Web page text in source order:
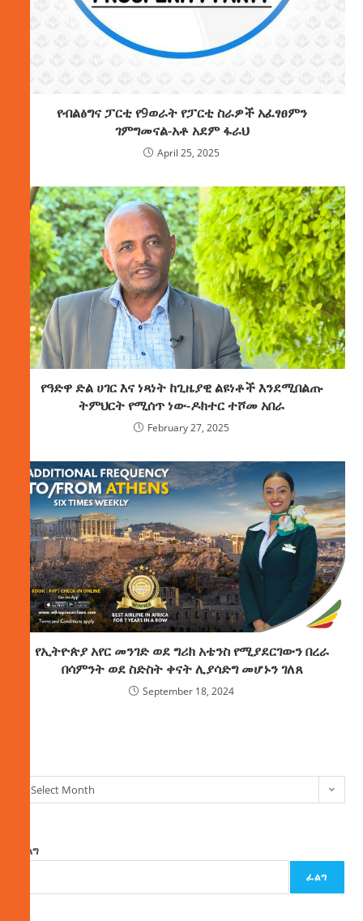
የብልፅግና ፓርቲ የ9ወራት የፓርቲ ስራዎች አፈፃፀምን
ገምግመናል-አቶ አደም ፋራህ
April 25, 2025
የዓድዋ ድል ሀገር እና ነጻነት ከጊዜያዊ ልዩነቶች እንደሚበልጡ
ትምህርት የሚሰጥ ነው-ዶክተር ተሾመ አበራ
February 27, 2025
የኢትዮጵያ አየር መንገድ ወደ ግሪክ አቴንስ የሚያደርገውን በረራ
በሳምንት ወደ ስድስት ቀናት ሊያሳድግ መሆኑን ገለጸ
September 18, 2024
Select Month
ፈልግ
ፈልግ